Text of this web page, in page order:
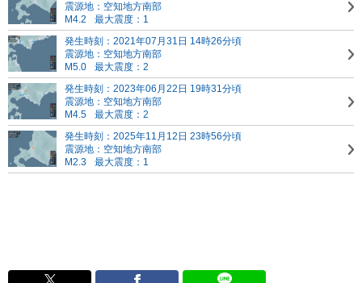
震源地：空知地方南部
M4.2
最大震度：1
発生時刻：2021年07月31日 14時26分頃
震源地：空知地方南部
M5.0
最大震度：2
発生時刻：2023年06月22日 19時31分頃
震源地：空知地方南部
M4.5
最大震度：2
発生時刻：2025年11月12日 23時56分頃
震源地：空知地方南部
M2.3
最大震度：1